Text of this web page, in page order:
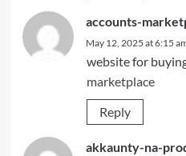
accounts-
May 12, 2025 at 6:15
website for
marketplace
Reply
akkaunty-na-